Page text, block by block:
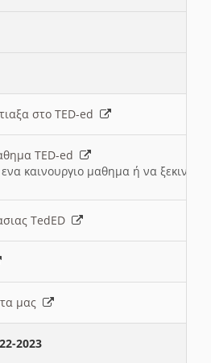
στο TED-ed
TED-ed
καινουργιο μαθημα ή να
TedED
μας
2023